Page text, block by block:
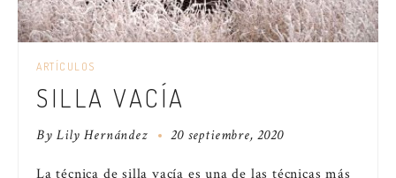
ARTÍCULOS
SILLA VACÍA
ByLily Hernández 20 septiembre, 2020
La técnica de silla vacía es una de las técnicas más